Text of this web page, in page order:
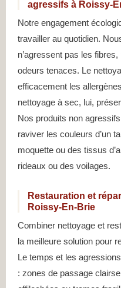
agressifs à Roissy-
Notre engagement
travailler au quotidien.
n’agressent pas les
odeurs tenaces. Le
efficacement les
nettoyage à sec, lui,
Nos produits non
raviver les couleurs d’un
moquette ou des tissus
rideaux ou des voilages.
Restauration et
Roissy-En-Brie
Combiner nettoyage et
la meilleure solution pour
Le temps et les
: zones de passage